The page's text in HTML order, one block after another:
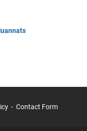
Contact Form